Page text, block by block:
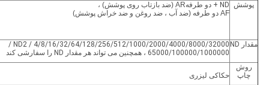
پوشش ND + دو طرفه
AR (ضد بازتاب روی پوشش) ،
AF دو طرفه (ضد آب ، ضد روغن و ضد خراش پوشش)
مقدار ND
ND2 / 4/8/16/32/64/128/256/512/1000/2000/4000/8000/32000 /
65000/100000/1000000 ، همچنین می تواند هر مقدار ND را سفارشی کند
روش
چاپ
حکاکی لیزری